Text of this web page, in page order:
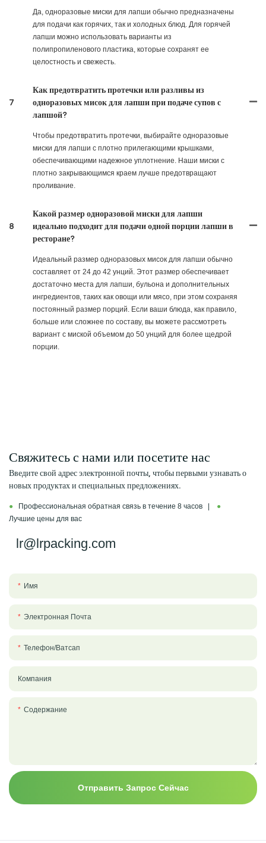
Да, одноразовые миски для лапши обычно предназначены
для подачи как горячих, так и холодных блюд. Для горячей
лапши можно использовать варианты из
полипропиленового пластика, которые сохранят ее
целостность и свежесть.
7
Как предотвратить протечки или разливы из
одноразовых мисок для лапши при подаче супов с
лапшой?
Чтобы предотвратить протечки, выбирайте одноразовые
миски для лапши с плотно прилегающими крышками,
обеспечивающими надежное уплотнение. Наши миски с
плотно закрывающимся краем лучше предотвращают
проливание.
8
Какой размер одноразовой миски для лапши
идеально подходит для подачи одной порции лапши в
ресторане?
Идеальный размер одноразовых мисок для лапши обычно
составляет от 24 до 42 унций. Этот размер обеспечивает
достаточно места для лапши, бульона и дополнительных
ингредиентов, таких как овощи или мясо, при этом сохраняя
постоянный размер порций. Если ваши блюда, как правило,
больше или сложнее по составу, вы можете рассмотреть
вариант с миской объемом до 50 унций для более щедрой
порции.
Свяжитесь с нами или посетите нас
Введите свой адрес электронной почты, чтобы первыми узнавать о
новых продуктах и ​​специальных предложениях.
● Профессиональная обратная связь в течение 8 часов |
●
Лучшие цены для вас
lr@lrpacking.com
Имя
Электронная Почта
Телефон/ватсап
Компания
Содержание
Отправить Запрос Сейчас